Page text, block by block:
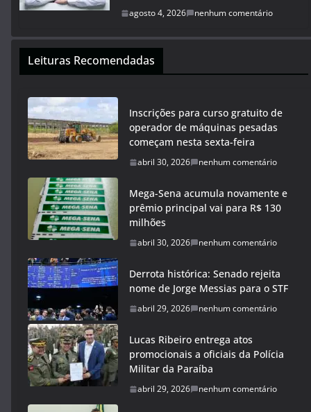
agosto 4, 2026 nenhum comentário
Leituras Recomendadas
Inscrições para curso gratuito de
operador de máquinas pesadas
começam nesta sexta-feira
abril 30, 2026 nenhum comentário
Mega-Sena acumula novamente e
prêmio principal vai para R$ 130
milhões
abril 30, 2026 nenhum comentário
Derrota histórica: Senado rejeita
nome de Jorge Messias para o STF
abril 29, 2026 nenhum comentário
Lucas Ribeiro entrega atos
promocionais a oficiais da Polícia
Militar da Paraíba
abril 29, 2026 nenhum comentário